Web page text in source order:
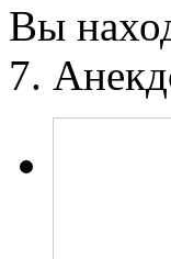
Вы
7.